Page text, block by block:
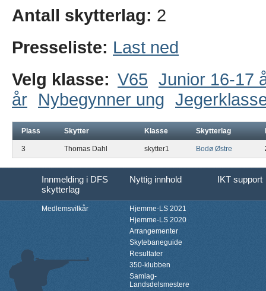
Antall skytterlag: 2
Presseliste: Last ned
Velg klasse: V65 Junior 16-17
år
Nybegynner ung
Plass Skytter Klasse Skytterlag
3 Thomas Dahl skytter1 Bodø Østre
Innmelding i DFS
skytterlag
Nyttig innhold IKT support
Medlemsvilkår
Hjemme-LS 2021
Hjemme-LS 2020
Arrangementer
Skytebaneguide
Resultater
350-klubben
Samlag-
Landsdelsmestere